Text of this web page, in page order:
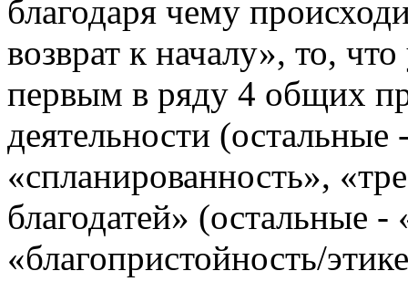
благодаря чему
возврат к началу», то,
первым в ряду 4 общих
деятельности
«спланированность»,
благодатей» (остальные
«благопристойность/